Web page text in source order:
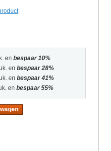
en bespaar10%
en bespaar28%
en bespaar41%
en bespaar55%